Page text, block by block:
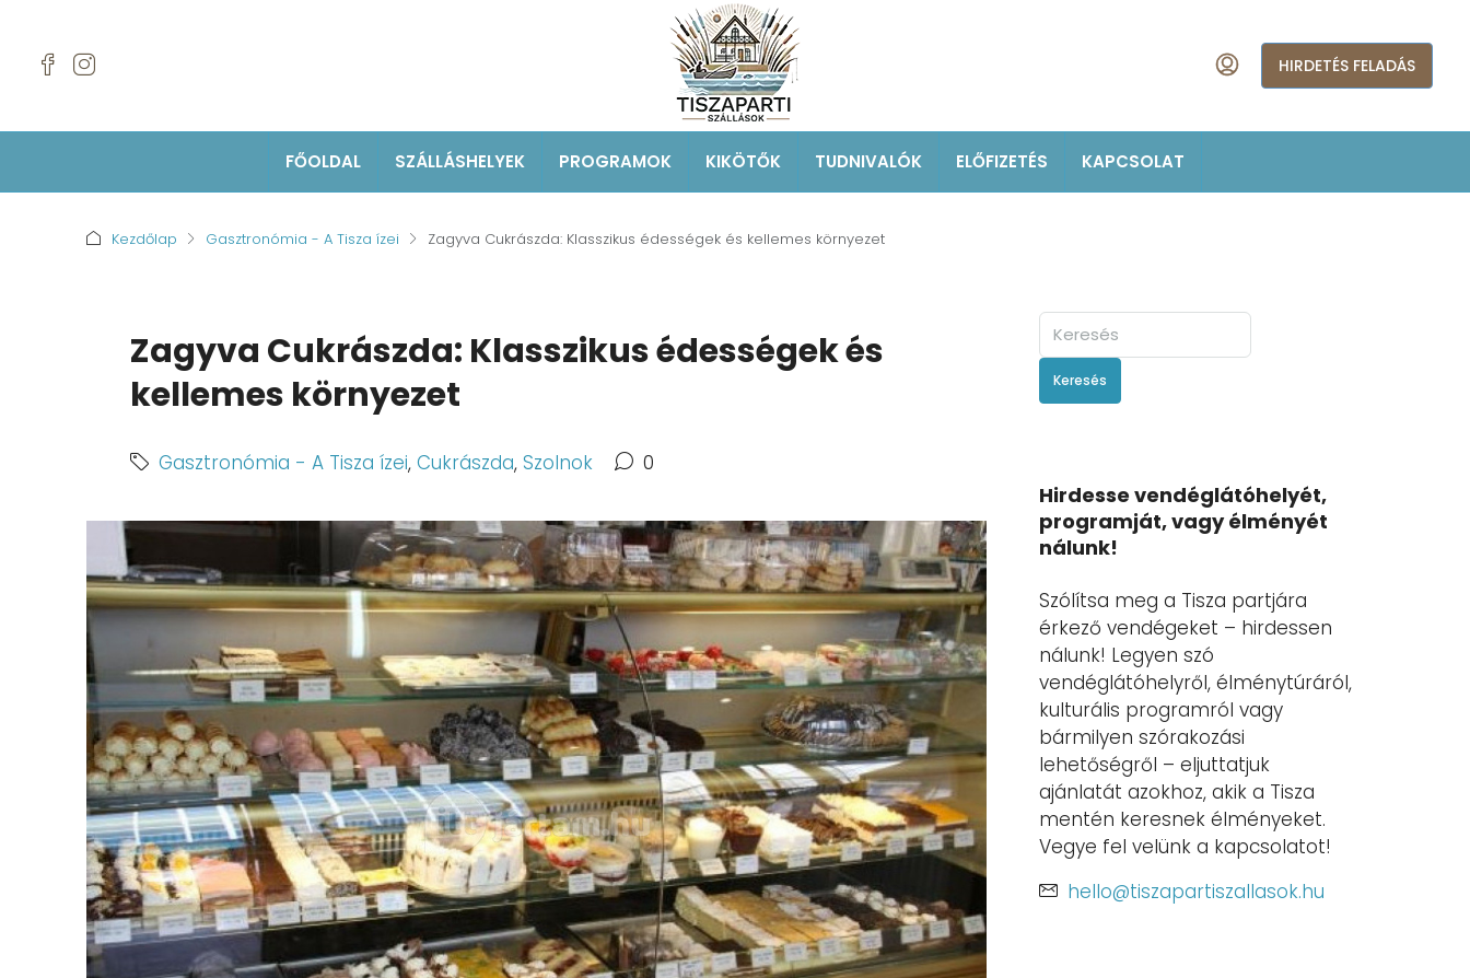
HIRDETÉS FELADÁS
FŐOLDAL SZÁLLÁSHELYEK PROGRAMOK KIKÖTŐK TUDNIVALÓK ELŐFIZETÉS KAPCSOLAT
Kezdőlap Gasztronómia - A Tisza ízei Zagyva Cukrászda: Klasszikus édességek és kellemes környezet
Zagyva Cukrászda: Klasszikus édességek és
kellemes környezet
Gasztronómia - A Tisza ízei, Cukrászda, Szolnok 0
Keresés
Hirdesse vendéglátóhelyét,
programját, vagy élményét
nálunk!
Szólítsa meg a Tisza partjára
érkező vendégeket – hirdessen
nálunk! Legyen szó
vendéglátóhelyről, élménytúráról,
kulturális programról vagy
bármilyen szórakozási
lehetőségről – eljuttatjuk
ajánlatát azokhoz, akik a Tisza
mentén keresnek élményeket.
Vegye fel velünk a kapcsolatot!
hello@tiszapartiszallasok.hu